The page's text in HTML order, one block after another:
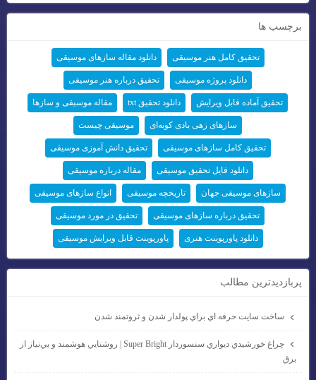
برچسب ها
تحقیق کامل هنر موسیقی دانلود مقاله سازهای موسیقی
دانلود پروژه موسیقی تحقیق درباره هنر موسیقی
تحقیق آماده قابل ویرایش دانلود تحقیق txt مقاله موسیقی و سازها
سازهای زهی بادی کوبه‌ای موسیقی چیست
تحقیق کامل سازهای موسیقی تحقیق دانش آموزی موسیقی
دانلود فایل تحقیق موسیقی مقاله درباره موسیقی
سازهای موسیقی جهان تاریخچه موسیقی انواع سازهای موسیقی
تحقیق درباره سازهای موسیقی تحقیق در مورد موسیقی
دانلود پاورپوینت هنری پاورپوینت قابل ویرایش موسیقی
پربازديدترين مطالب
ساخت سايت حرفه اي براي پولدار شدن و ثروتمند شدن
چراغ خورشيدي ديواري سنسوردار Super Bright | روشنايي هوشمند و بي‌نياز از
برق